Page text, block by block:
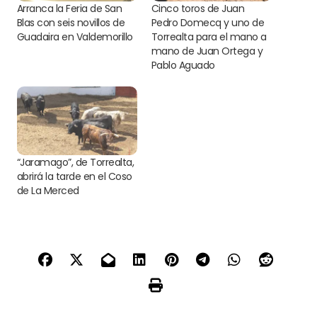
Arranca la Feria de San
Blas con seis novillos de
Guadaira en Valdemorillo
Cinco toros de Juan
Pedro Domecq y uno de
Torrealta para el mano a
mano de Juan Ortega y
Pablo Aguado
“Jaramago”, de Torrealta,
abrirá la tarde en el Coso
de La Merced